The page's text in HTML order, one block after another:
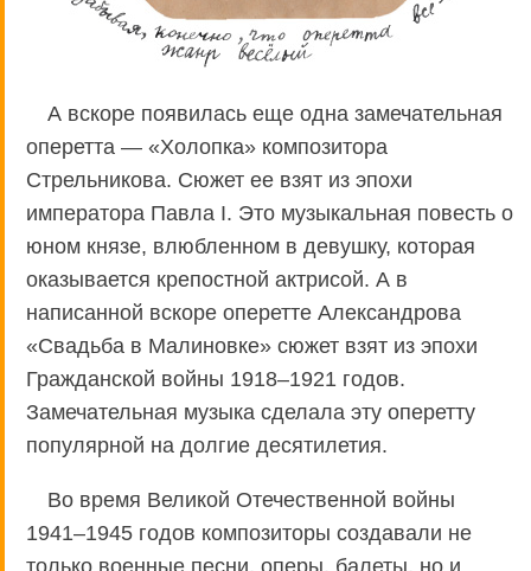
А вскоре появилась еще одна замечательная
оперетта — «Холопка» композитора
Стрельникова. Сюжет ее взят из эпохи
императора Павла I. Это музыкальная повесть о
юном князе, влюбленном в девушку, которая
оказывается крепостной актрисой. А в
написанной вскоре оперетте Александрова
«Свадьба в Малиновке» сюжет взят из эпохи
Гражданской войны 1918–1921 годов.
Замечательная музыка сделала эту оперетту
популярной на долгие десятилетия.
Во время Великой Отечественной войны
1941–1945 годов композиторы создавали не
только военные песни, оперы, балеты, но и